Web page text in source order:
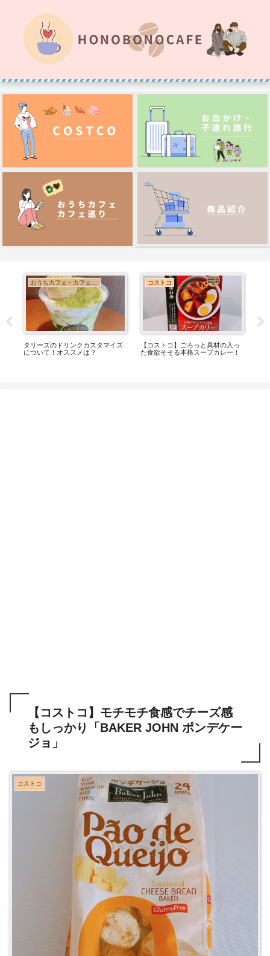
コ】ごろっと具材の入っ
そる本格スープカレー！
お出かけ・子連れ旅行
龍宮城スパホテル三日月は雨の日
でも楽しめる？宿泊して分かった
業務スーパー
業務スーパーで大
ワッフル3種類を
【コストコ】モチモチ食感でチーズ感
もしっかり「BAKER JOHN ポンデケー
ジョ」
コストコ